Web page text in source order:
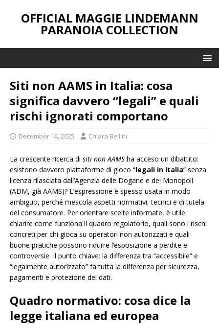
OFFICIAL MAGGIE LINDEMANN
PARANOIA COLLECTION
Siti non AAMS in Italia: cosa
significa davvero “legali” e quali
rischi ignorati comportano
December 14, 2025 Chiara Bellini
La crescente ricerca di siti non AAMS ha acceso un dibattito:
esistono davvero piattaforme di gioco “legali in Italia” senza
licenza rilasciata dall’Agenzia delle Dogane e dei Monopoli
(ADM, già AAMS)? L’espressione è spesso usata in modo
ambiguo, perché mescola aspetti normativi, tecnici e di tutela
del consumatore. Per orientare scelte informate, è utile
chiarire come funziona il quadro regolatorio, quali sono i rischi
concreti per chi gioca su operatori non autorizzati e quali
buone pratiche possono ridurre l’esposizione a perdite e
controversie. Il punto chiave: la differenza tra “accessibile” e
“legalmente autorizzato” fa tutta la differenza per sicurezza,
pagamenti e protezione dei dati.
Quadro normativo: cosa dice la
legge italiana ed europea